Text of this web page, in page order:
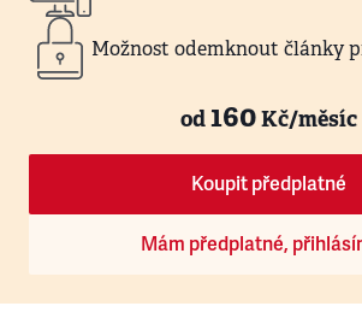
Možnost odemknout články
od160Kč/měsíc
Koupit předplatné
Mám předplatné,